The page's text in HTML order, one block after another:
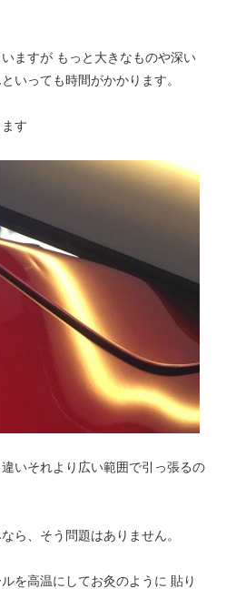
ますが もっと大きなものや深い
いっても時間がかかります。
す
いそれより広い範囲で引っ張るの
ら、そう問題はありません。
を高温にしてお灸のように 貼り